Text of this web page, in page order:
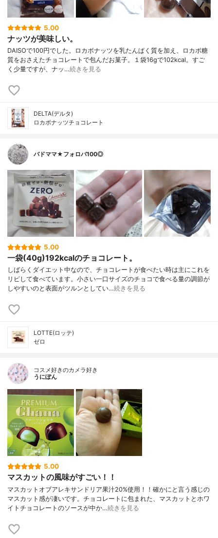
5.00
ナッツが美味しい。
DAISOで100円でした。ロカボナッツを乳たんぱく質を加え、ロカボ糖
質をおさえたチョコレートで包んだお菓子。１袋16gで102kcal。すご
く少量ですが、ナッ…続きを見る
DELTA(デルタ)
ロカボナッツチョコレート
バドママ★フォロバ100◎
5.00
一袋(40g)192kcalのチョコレート。
しばらくダイエット中なので、チョコレートが食べたい時は主にこれを
リピして食べています。小さい一口サイズのチョコで食べる量の調節が
しやすいのと表面がツルンとしてい…続きを見る
LOTTE(ロッテ)
ゼロ
コスメ好きのカメラ好き
うにぽん
5.00
マスカットの風味がすごい！！
マスカットオブアレキサンドリア果汁20%使用！！確かにと言う感じの
マスカット感が凄いです。チョコレートに包まれた、マスカットとホワ
イトチョコレートのソースが中か…続きを見る